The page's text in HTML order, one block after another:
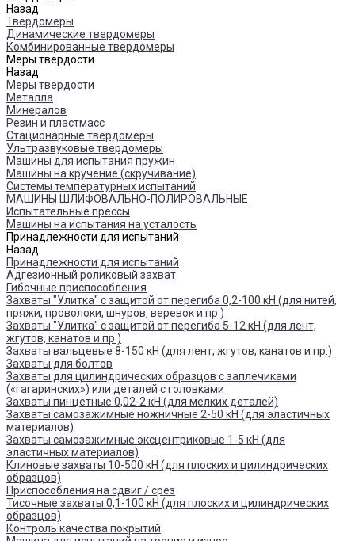
Назад
Твердомеры
Динамические твердомеры
Комбинированные твердомеры
Меры твердости
Назад
Меры твердости
Металла
Минералов
Резин и пластмасс
Стационарные твердомеры
Ультразвуковые твердомеры
Машины для испытания пружин
Машины на кручение (скручивание)
Системы температурных испытаний
МАШИНЫ ШЛИФОВАЛЬНО-ПОЛИРОВАЛЬНЫЕ
Испытательные прессы
Машины на испытания на усталость
Принадлежности для испытаний
Назад
Принадлежности для испытаний
Адгезионный роликовый захват
Гибочные приспособления
Захваты "Улитка" с защитой от перегиба 0,2-100 кН (для нитей,
пряжи, проволоки, шнуров, веревок и пр.)
Захваты "Улитка" с защитой от перегиба 5-12 кН (для лент,
жгутов, канатов и пр.)
Захваты вальцевые 8-150 кН (для лент, жгутов, канатов и пр.)
Захваты для болтов
Захваты для цилиндрических образцов с заплечиками
(«гагаринских») или деталей с головками
Захваты пинцетные 0,02-2 кН (для мелких деталей)
Захваты самозажимные ножничные 2-50 кН (для эластичных
материалов)
Захваты самозажимные эксцентриковые 1-5 кН (для
эластичных материалов)
Клиновые захваты 10-500 кН (для плоских и цилиндрических
образцов)
Приспособления на сдвиг / срез
Тисочные захваты 0,1-100 кН (для плоских и цилиндрических
образцов)
Контроль качества покрытий